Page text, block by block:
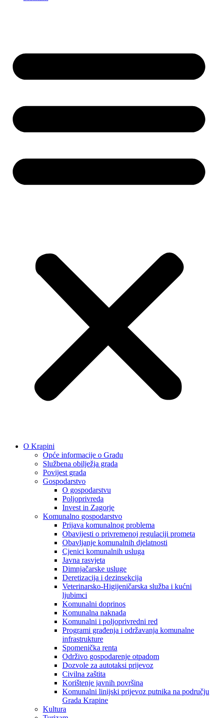
O Krapini
Opće informacije o Gradu
Službena obilježja grada
Povijest grada
Gospodarstvo
O gospodarstvu
Poljoprivreda
Invest in Zagorje
Komunalno gospodarstvo
Prijava komunalnog problema
Obavijesti o privremenoj regulaciji prometa
Obavljanje komunalnih djelatnosti
Cjenici komunalnih usluga
Javna rasvjeta
Dimnjačarske usluge
Deretizacija i dezinsekcija
Veterinarsko-Higijeničarska služba i kućni
ljubimci
Komunalni doprinos
Komunalna naknada
Komunalni i poljoprivredni red
Programi građenja i održavanja komunalne
infrastrukture
Spomenička renta
Održivo gospodarenje otpadom
Dozvole za autotaksi prijevoz
Civilna zaštita
Korištenje javnih površina
Komunalni linijski prijevoz putnika na području
Grada Krapine
Kultura